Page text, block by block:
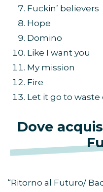
Fuckin’ believers
Hope
Domino
Like I want you
My mission
Fire
Let it go to waste
Dove
“Ritorno al Futuro/